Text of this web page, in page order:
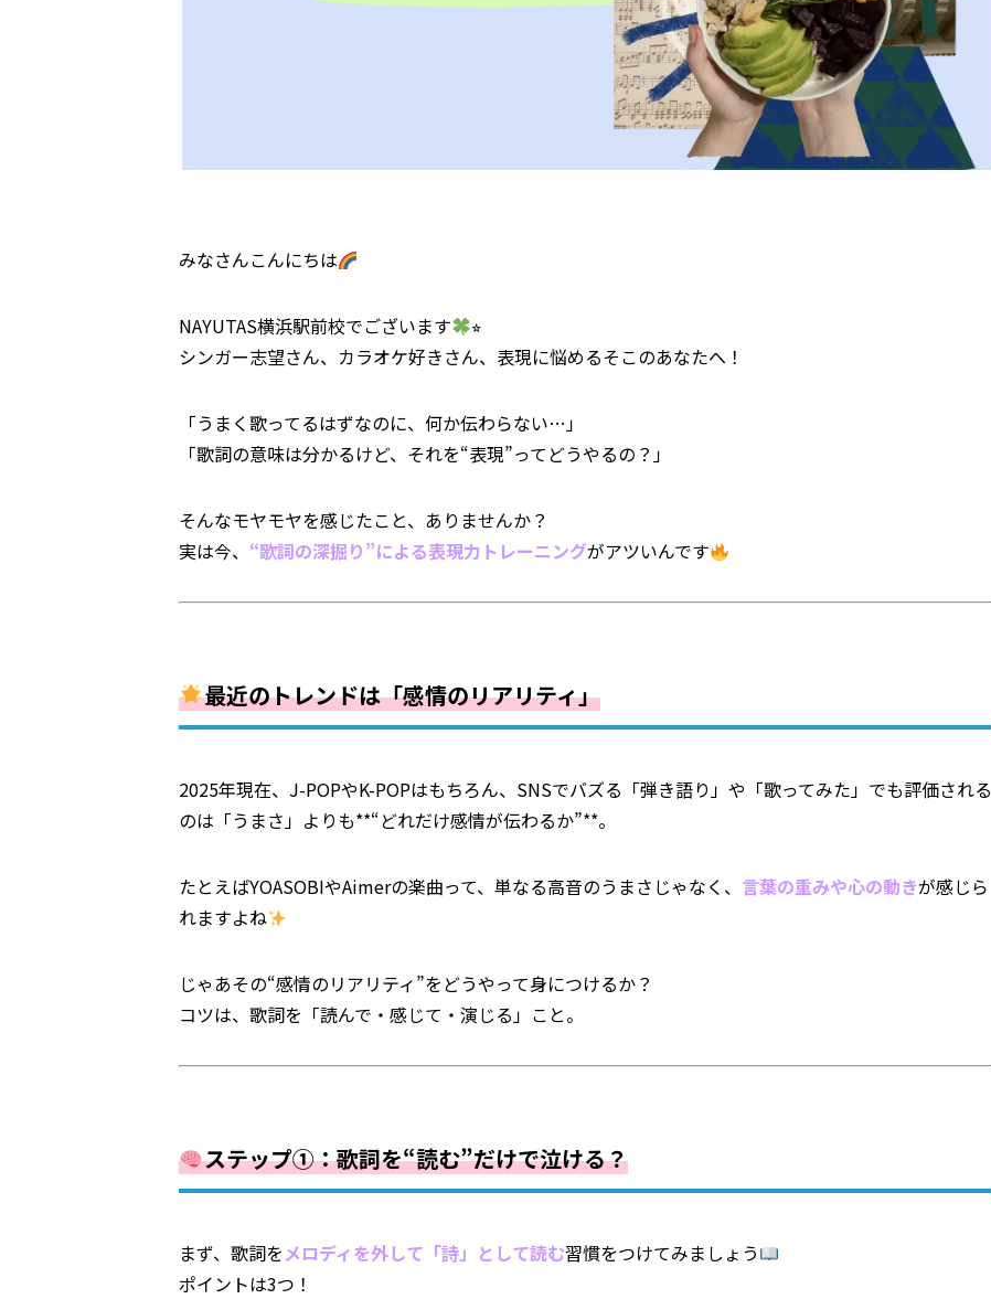
みなさんこんにちは
NAYUTAS横浜駅前校でございます
⭐︎
シンガー志望さん、カラオケ好きさん、表現に悩めるそこのあなたへ！
「うまく歌ってるはずなのに、何か伝わらない…」
「歌詞の意味は分かるけど、それを“表現”ってどうやるの？」
そんなモヤモヤを感じたこと、ありませんか？
実は今、 “歌詞の深掘り”による表現力トレーニングがアツいんです
最近のトレンドは「感情のリアリティ」
2025年現在、J-POPやK-POPはもちろん、SNSでバズる「弾き語り」や「歌ってみた」でも評価される
のは「うまさ」よりも**“どれだけ感情が伝わるか”**。
たとえばYOASOBIやAimerの楽曲って、単なる高音のうまさじゃなく、 言葉の重みや心の動きが感じら
れますよね
じゃあその“感情のリアリティ”をどうやって身につけるか？
コツは、歌詞を「読んで・感じて・演じる」こと。
ステップ①：歌詞を“読む”だけで泣ける？
まず、歌詞をメロディを外して「詩」として読む習慣をつけてみましょう
ポイントは3つ！